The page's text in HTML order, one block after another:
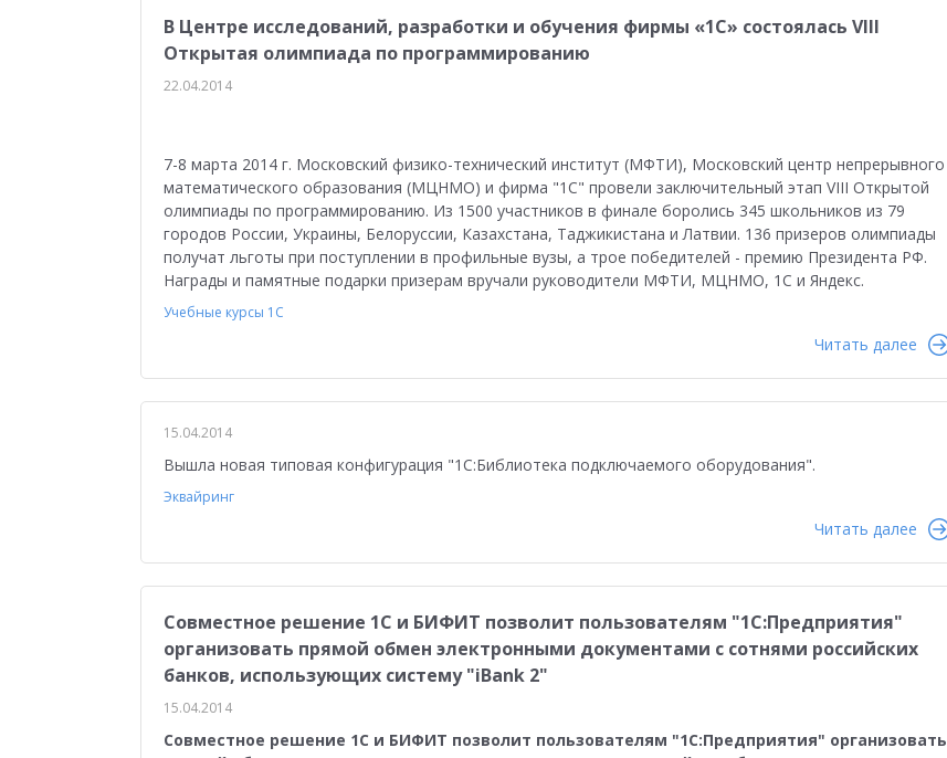
В Центре исследований, разработки и обучения фирмы «1С» состоялась VIII
Открытая олимпиада по программированию
22.04.2014
7-8 марта 2014 г. Московский физико-технический институт (МФТИ), Московский центр непрерывного
математического образования (МЦНМО) и фирма "1С" провели заключительный этап VIII Открытой
олимпиады по программированию. Из 1500 участников в финале боролись 345 школьников из 79
городов России, Украины, Белоруссии, Казахстана, Таджикистана и Латвии. 136 призеров олимпиады
получат льготы при поступлении в профильные вузы, а трое победителей - премию Президента РФ.
Награды и памятные подарки призерам вручали руководители МФТИ, МЦНМО, 1С и Яндекс.
Учебные курсы 1С
Читать далее
15.04.2014
Вышла новая типовая конфигурация "1С:Библиотека подключаемого оборудования".
Эквайринг
Читать далее
Совместное решение 1С и БИФИТ позволит пользователям "1С:Предприятия"
организовать прямой обмен электронными документами с сотнями российских
банков, использующих систему "iBank 2"
15.04.2014
Совместное решение 1С и БИФИТ позволит пользователям "1С:Предприятия" организовать